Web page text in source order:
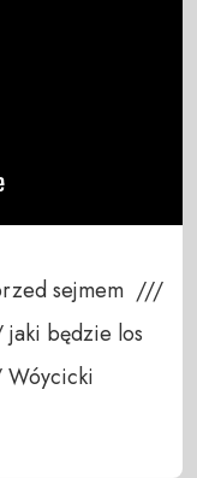
sejmem  ///
będzie los
Wóycicki